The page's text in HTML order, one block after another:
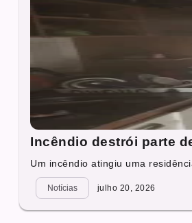
Incêndio destrói parte
Um incêndio atingiu uma
Notícias julho 20, 2026